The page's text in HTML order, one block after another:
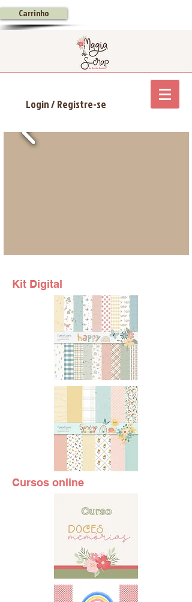
Carrinho
Login / Registre-se
Kit Digital
Cursos online